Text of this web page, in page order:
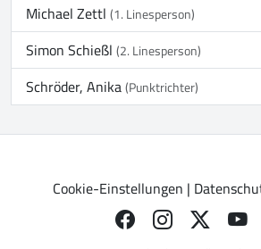
Michael Zettl(1. Linesperson)
Simon Schießl(2. Linesperson)
Schröder, Anika(Punktrichter)
Cookie-Einstellungen |